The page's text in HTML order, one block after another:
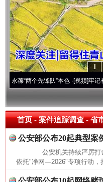
1
“两个先锋队”本色·[视频]牢记初心使
首页- 案件追踪调查 -省
公安部公布20起典型案
公安机关持续严厉打
依托"净网—2026"专项行动，